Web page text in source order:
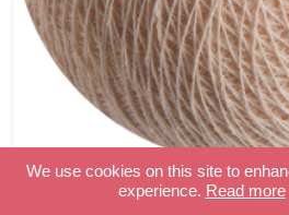
Lino
We use cookies on this site to
experience. Read more